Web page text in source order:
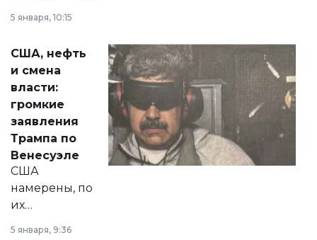
сразу несколько
актуальных тем —
от слухов о
политических
реформах до
вопросов армии,
экономики и
личного здоровья.
5 января, 10:15
США, нефть
и смена
власти:
громкие
заявления
Трампа по
Венесуэле
США
намерены, по
их
5 января, 9:36